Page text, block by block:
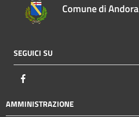
Comune di Andora
SEGUICI SU
AMMINISTRAZIONE